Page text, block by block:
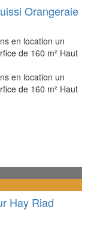
Orangeraie
en location un
de 160 m² Haut
en location un
de 160 m² Haut
Hay Riad